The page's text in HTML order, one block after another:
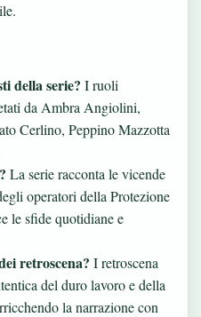
della serie? I ruoli
da Ambra Angiolini,
Cerlino, Peppino Mazzotta
La serie racconta le vicende
operatori della Protezione
le sfide quotidiane e
retroscena? I retroscena
del duro lavoro e della
la narrazione con